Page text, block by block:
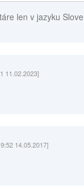
len v jazyku
11.02.2023]
14.05.2017]